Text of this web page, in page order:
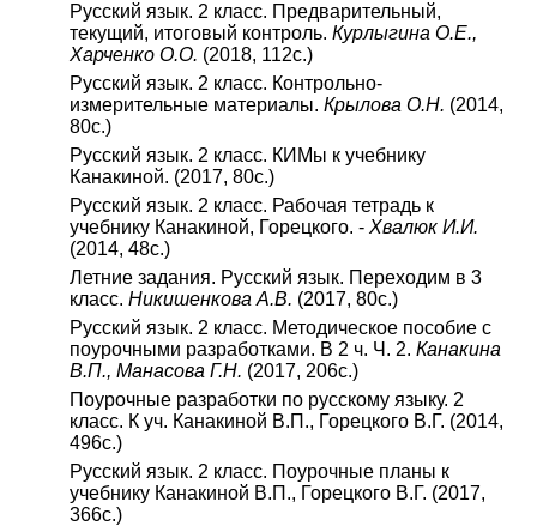
Русский язык. 2 класс. Предварительный,
текущий, итоговый контроль. Курлыгина О.Е.,
Харченко О.О. (2018, 112с.)
Русский язык. 2 класс. Контрольно-
измерительные материалы. Крылова О.Н. (2014,
80с.)
Русский язык. 2 класс. КИМы к учебнику
Канакиной. (2017, 80с.)
Русский язык. 2 класс. Рабочая тетрадь к
учебнику Канакиной, Горецкого. - Хвалюк И.И.
(2014, 48с.)
Летние задания. Русский язык. Переходим в 3
класс. Никишенкова А.В. (2017, 80с.)
Русский язык. 2 класс. Методическое пособие с
поурочными разработками. В 2 ч. Ч. 2. Канакина
В.П., Манасова Г.Н. (2017, 206с.)
Поурочные разработки по русскому языку. 2
класс. К уч. Канакиной В.П., Горецкого В.Г. (2014,
496с.)
Русский язык. 2 класс. Поурочные планы к
учебнику Канакиной В.П., Горецкого В.Г. (2017,
366с.)